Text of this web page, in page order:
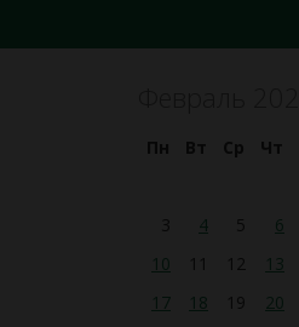
Пн Вт Ср Чт
3
4 5 6
10
11 12 13
17
18 19 20